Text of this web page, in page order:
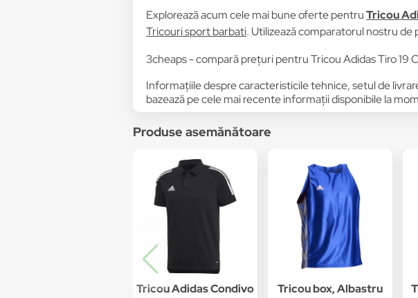
Explorează acum cele mai bune oferte pentruTricou
Tricouri sport barbati. Utilizează comparatorul nostru
3cheaps - compară prețuri pentru Tricou Adidas Tiro
Informațiile despre caracteristicile tehnice, setul de
bazează pe cele mai recente informații disponibile la
Produse asemănătoare
Tricou Adidas Condivo
Tricou box, Albastru